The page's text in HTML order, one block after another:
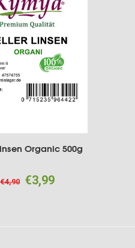
Organic 500g
€4,90 €3,99